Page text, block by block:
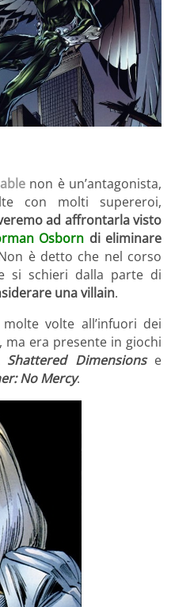
non è un’antagonista,
con molti supereroi,
ad affrontarla visto
Osborn di eliminare
è detto che nel corso
si schieri dalla parte di
una villain.
volte all’infuori dei
era presente in giochi
Shattered Dimensionse
No Mercy.